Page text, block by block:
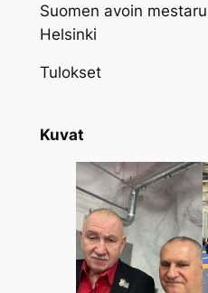
Suomen avoin
Helsinki
Tulokset
Kuvat